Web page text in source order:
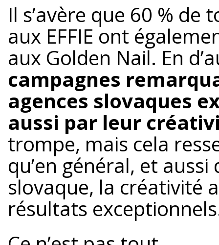
Il s’avère que 60 %
aux EFFIE ont
aux Golden Nail. En
campagnes
agences slovaques
aussi par leur
trompe, mais cela
qu’en général, et
slovaque, la créativité
résultats